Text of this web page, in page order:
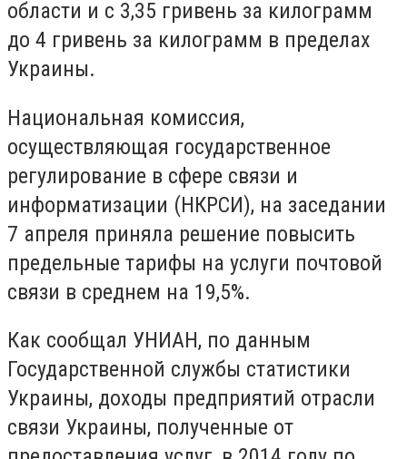
области и с 3,35 гривень за килограмм
до 4 гривень за килограмм в пределах
Украины.
Национальная комиссия,
осуществляющая государственное
регулирование в сфере связи и
информатизации (НКРСИ), на заседании
7 апреля приняла решение повысить
предельные тарифы на услуги почтовой
связи в среднем на 19,5%.
Как сообщал УНИАН, по данным
Государственной службы статистики
Украины, доходы предприятий отрасли
связи Украины, полученные от